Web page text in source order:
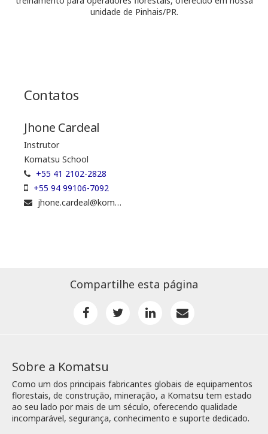
unidade de Pinhais/PR.
Contatos
Jhone Cardeal
Instrutor
Komatsu School
+55 41 2102-2828
+55 94 99106-7092
jhone.cardeal@komatsuforest.com
Compartilhe esta página
Sobre a Komatsu
Como um dos principais fabricantes globais de equipamentos
florestais, de construção, mineração, a Komatsu tem estado
ao seu lado por mais de um século, oferecendo qualidade
incomparável, segurança, conhecimento e suporte dedicado.